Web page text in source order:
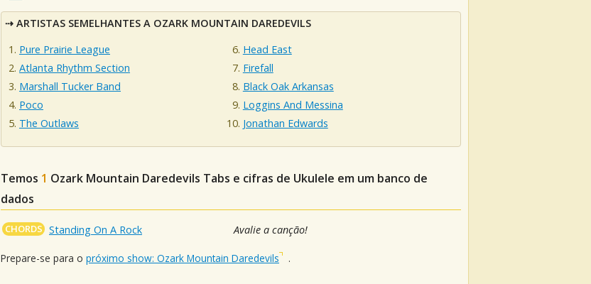
ARTISTAS SEMELHANTES A OZARK MOUNTAIN DAREDEVILS
Pure Prairie League
Atlanta Rhythm Section
Marshall Tucker Band
Poco
The Outlaws
Head East
Firefall
Black Oak Arkansas
Loggins And Messina
Jonathan Edwards
Temos 1 Ozark Mountain Daredevils Tabs e cifras de Ukulele em um banco de
dados
CHORDS Standing On A Rock Avalie a canção!
Prepare-se para o próximo show: Ozark Mountain Daredevils .